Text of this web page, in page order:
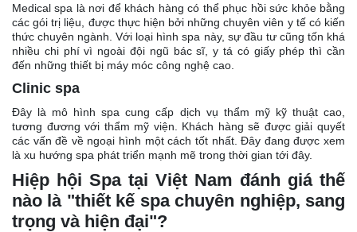
Medical spa là nơi để khách hàng có thể phục hồi sức khỏe bằng
các gói trị liệu, được thực hiện bởi những chuyên viên y tế có kiến
thức chuyên ngành. Với loại hình spa này, sự đầu tư cũng tốn khá
nhiều chi phí vì ngoài đội ngũ bác sĩ, y tá có giấy phép thì cần
đến những thiết bị máy móc công nghệ cao.
Clinic spa
Đây là mô hình spa cung cấp dịch vụ thẩm mỹ kỹ thuật cao,
tương đương với thẩm mỹ viện. Khách hàng sẽ được giải quyết
các vấn đề về ngoại hình một cách tốt nhất. Đây đang được xem
là xu hướng spa phát triển mạnh mẽ trong thời gian tới đây.
Hiệp hội Spa tại Việt Nam đánh giá thế
nào là "thiết kế spa chuyên nghiệp, sang
trọng và hiện đại"?